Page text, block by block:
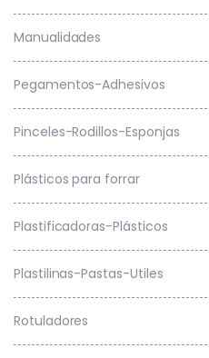
Manualidades
Pegamentos-Adhesivos
Pinceles-Rodillos-Esponjas
Plásticos para forrar
Plastificadoras-Plásticos
Plastilinas-Pastas-Utiles
Rotuladores